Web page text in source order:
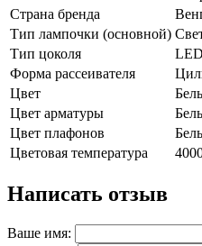
Страна бренда
Тип лампочки (основной)
Тип цоколя
LED
Форма рассеивателя
Цвет
Цвет арматуры
Цвет плафонов
Цветовая температура
Написать отзыв
Ваше имя: